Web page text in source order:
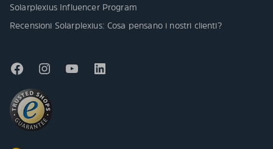
Solarplexius Influencer Program
Recensioni Solarplexius: Cosa pensano i nostri clienti?